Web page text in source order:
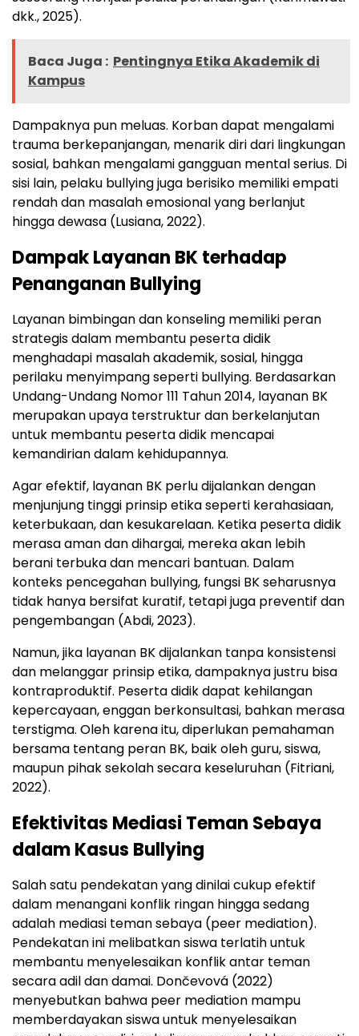
dkk., 2025).
Baca Juga : Pentingnya Etika Akademik di
Kampus
Dampaknya pun meluas. Korban dapat mengalami
trauma berkepanjangan, menarik diri dari lingkungan
sosial, bahkan mengalami gangguan mental serius. Di
sisi lain, pelaku bullying juga berisiko memiliki empati
rendah dan masalah emosional yang berlanjut
hingga dewasa (Lusiana, 2022).
Dampak Layanan BK terhadap
Penanganan Bullying
Layanan bimbingan dan konseling memiliki peran
strategis dalam membantu peserta didik
menghadapi masalah akademik, sosial, hingga
perilaku menyimpang seperti bullying. Berdasarkan
Undang-Undang Nomor 111 Tahun 2014, layanan BK
merupakan upaya terstruktur dan berkelanjutan
untuk membantu peserta didik mencapai
kemandirian dalam kehidupannya.
Agar efektif, layanan BK perlu dijalankan dengan
menjunjung tinggi prinsip etika seperti kerahasiaan,
keterbukaan, dan kesukarelaan. Ketika peserta didik
merasa aman dan dihargai, mereka akan lebih
berani terbuka dan mencari bantuan. Dalam
konteks pencegahan bullying, fungsi BK seharusnya
tidak hanya bersifat kuratif, tetapi juga preventif dan
pengembangan (Abdi, 2023).
Namun, jika layanan BK dijalankan tanpa konsistensi
dan melanggar prinsip etika, dampaknya justru bisa
kontraproduktif. Peserta didik dapat kehilangan
kepercayaan, enggan berkonsultasi, bahkan merasa
terstigma. Oleh karena itu, diperlukan pemahaman
bersama tentang peran BK, baik oleh guru, siswa,
maupun pihak sekolah secara keseluruhan (Fitriani,
2022).
Efektivitas Mediasi Teman Sebaya
dalam Kasus Bullying
Salah satu pendekatan yang dinilai cukup efektif
dalam menangani konflik ringan hingga sedang
adalah mediasi teman sebaya (peer mediation).
Pendekatan ini melibatkan siswa terlatih untuk
membantu menyelesaikan konflik antar teman
secara adil dan damai. Dončevová (2022)
menyebutkan bahwa peer mediation mampu
memberdayakan siswa untuk menyelesaikan